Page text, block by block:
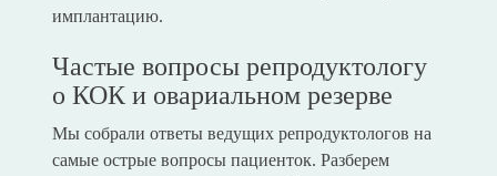
имплантацию.
Частые вопросы репродуктологу
о КОК и овариальном резерве
Мы собрали ответы ведущих репродуктологов на
самые острые вопросы пациенток. Разберем